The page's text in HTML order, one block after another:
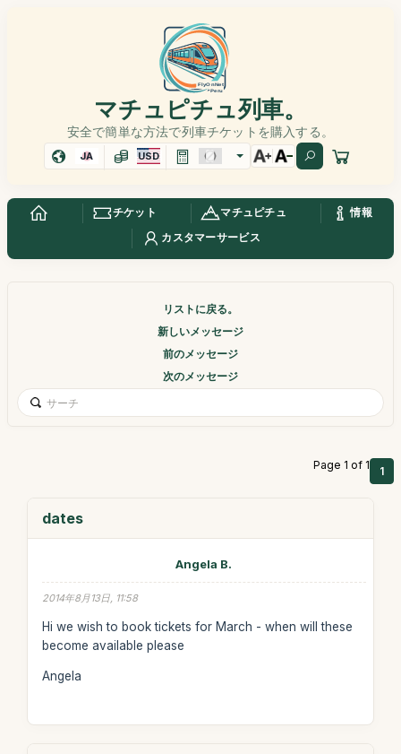
マチュピチュ列車。
安全で簡単な方法で列車チケットを購入する。
JA USD
チケット マチュピチュ
情報
カスタマーサービス
リストに戻る。
新しいメッセージ
前のメッセージ
次のメッセージ
Page 1 of 1 1
dates
Angela B.
2014年8月13日, 11:58
Hi we wish to book tickets for March - when will these
become available please
Angela